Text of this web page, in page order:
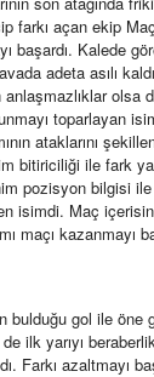
farkı açan ekip
başardı. Kalede
adeta asılı
olsa
toparlayan
ataklarını
bitiriciliği ile fark
pozisyon bilgisi ile
isimdi. Maç
maçı kazanmayı
bulduğu gol ile
ilk yarıyı
Farkı azaltmayı